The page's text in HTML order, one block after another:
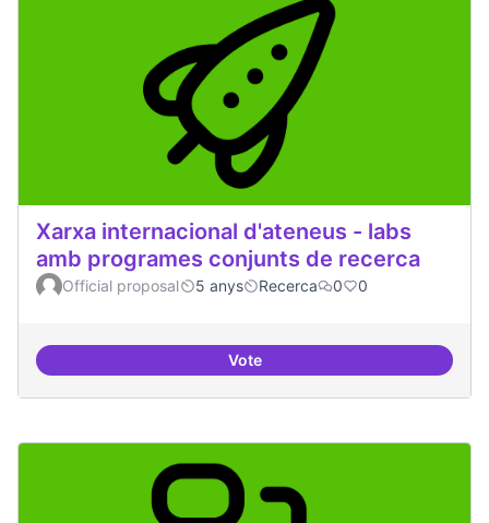
Xarxa internacional d'ateneus - labs
amb programes conjunts de recerca
Official proposal 5 anys Recerca 0 0
VoteXarxa internacional d'ateneus -